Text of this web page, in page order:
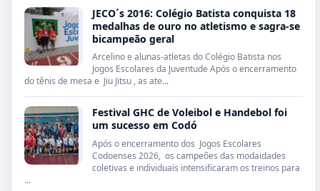
JECO´s 2016: Colégio Batista conquista 18
medalhas de ouro no atletismo e sagra-se
bicampeão geral
Arcelino e alunas-atletas do Colégio Batista nos
Jogos Escolares da Juventude Após o encerramento
do tênis de mesa e Jiu Jitsu , as ate...
Festival GHC de Voleibol e Handebol foi
um sucesso em Codó
Após o encerramento dos Jogos Escolares
Codoenses 2026, os campeões das modaidades
coletivas e individuais intensificaram os treinos para
...